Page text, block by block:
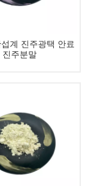
계 진주광택 안료
진주분말